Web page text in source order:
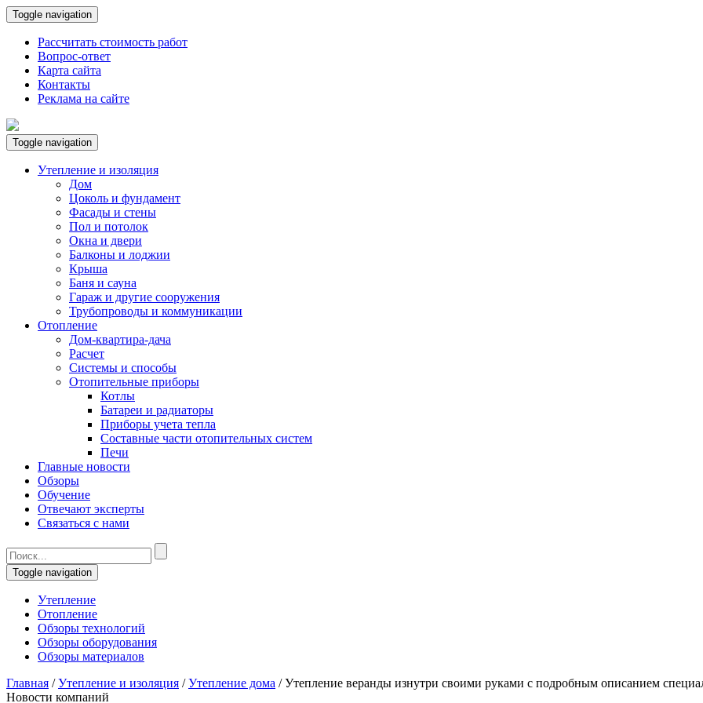
Toggle navigation
Рассчитать стоимость работ
Вопрос-ответ
Карта сайта
Контакты
Реклама на сайте
Toggle navigation
Утепление и изоляция
Дом
Цоколь и фундамент
Фасады и стены
Пол и потолок
Окна и двери
Балконы и лоджии
Крыша
Баня и сауна
Гараж и другие сооружения
Трубопроводы и коммуникации
Отопление
Дом-квартира-дача
Расчет
Системы и способы
Отопительные приборы
Котлы
Батареи и радиаторы
Приборы учета тепла
Составные части отопительных систем
Печи
Главные новости
Обзоры
Обучение
Отвечают эксперты
Связаться с нами
Toggle navigation
Утепление
Отопление
Обзоры технологий
Обзоры оборудования
Обзоры материалов
Главная /Утепление и изоляция /Утепление дома /Утепление веранды изнутри своими руками с подробным описанием
Новости компаний